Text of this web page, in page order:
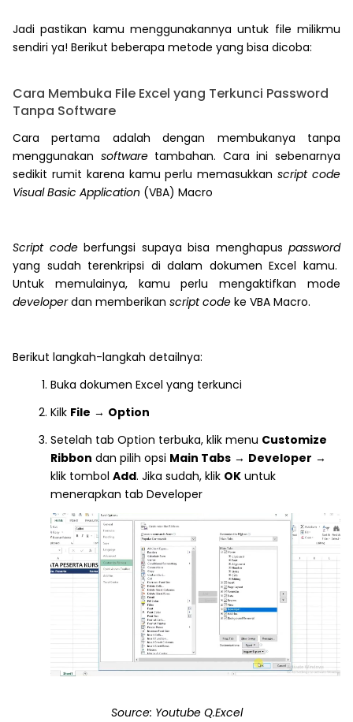
Jadi pastikan kamu menggunakannya untuk file milikmu
sendiri ya! Berikut beberapa metode yang bisa dicoba:
Cara Membuka File Excel yang Terkunci Password
Tanpa Software
Cara pertama adalah dengan membukanya tanpa
menggunakan softwaretambahan. Cara ini sebenarnya
sedikit rumit karena kamu perlu memasukkanscript code
Visual Basic Application (VBA) Macro
Script codeberfungsi supaya bisa menghapus password
yang sudah terenkripsi di dalam dokumen Excel kamu.
Untuk memulainya, kamu perlu mengaktifkan mode
developerdan memberikan script code ke VBA Macro.
Berikut langkah-langkah detailnya:
Buka dokumen Excel yang terkunci
Kilk File → Option
Setelah tab Option terbuka, klik menu Customize
Ribbon dan pilih opsi Main Tabs → Developer →
klik tombol Add. Jika sudah, klik OK untuk
menerapkan tab Developer
Source: Youtube Q.Excel